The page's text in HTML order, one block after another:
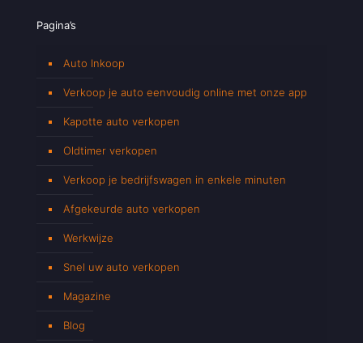
Pagina’s
Auto Inkoop
Verkoop je auto eenvoudig online met onze app
Kapotte auto verkopen
Oldtimer verkopen
Verkoop je bedrijfswagen in enkele minuten
Afgekeurde auto verkopen
Werkwijze
Snel uw auto verkopen
Magazine
Blog